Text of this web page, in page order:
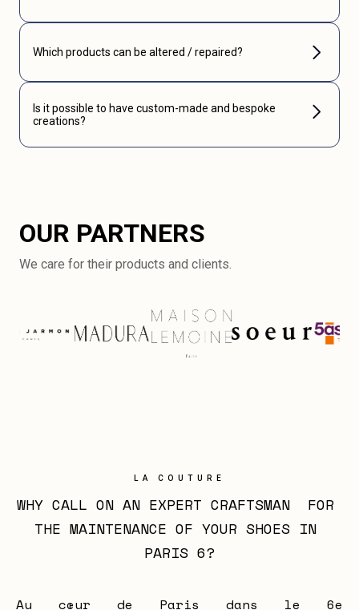
Which products can be altered / repaired?
Is it possible to have custom-made and bespoke
creations?
OUR PARTNERS
We care for their products and clients.
LA COUTURE
WHY CALL ON AN EXPERT CRAFTSMAN  FOR
THE MAINTENANCE OF YOUR SHOES IN
PARIS 6?
Au cœur de Paris dans le 6e